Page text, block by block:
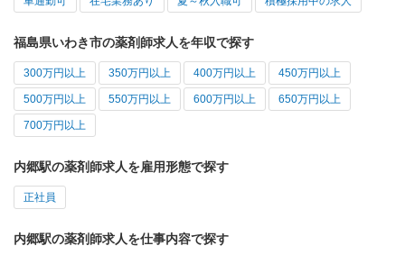
福島県いわき市の薬剤師求人を年収で探す
300万円以上 350万円以上 400万円以上 450万円以上
500万円以上 550万円以上 600万円以上 650万円以上
700万円以上
内郷駅の薬剤師求人を雇用形態で探す
正社員
内郷駅の薬剤師求人を仕事内容で探す